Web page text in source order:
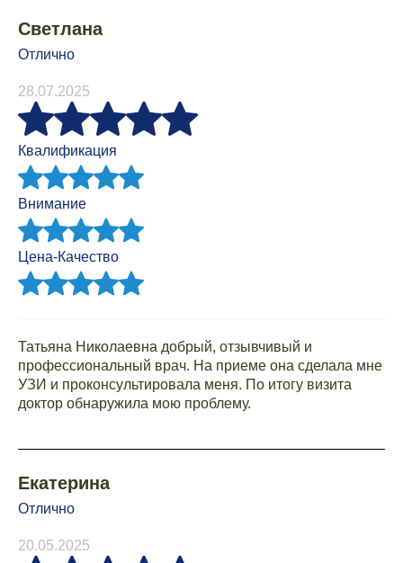
Светлана
Отлично
28.07.2025
Квалификация
Внимание
Цена-Качество
Татьяна Николаевна добрый, отзывчивый и
профессиональный врач. На приеме она сделала мне
УЗИ и проконсультировала меня. По итогу визита
доктор обнаружила мою проблему.
Екатерина
Отлично
20.05.2025